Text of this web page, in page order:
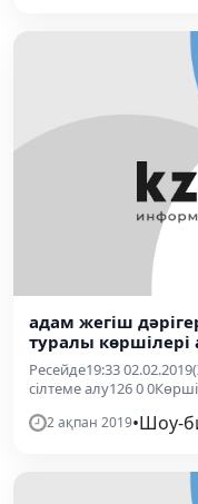
адам жегіш
туралы көршілері
Ресейде19:33
сілтеме алу126 0
2 ақпан 2019•Шоу-